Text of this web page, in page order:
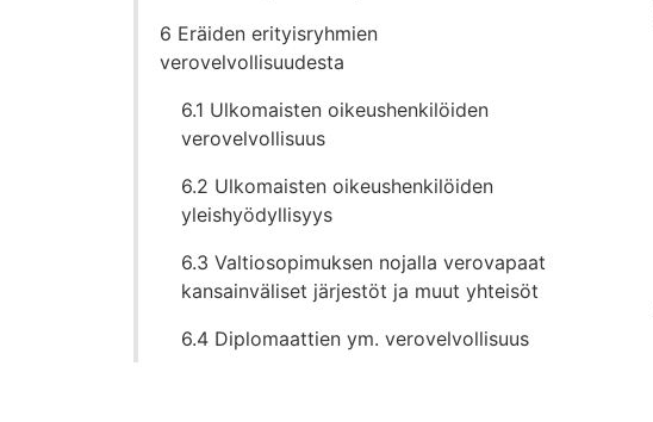
6 Eräiden erityisryhmien
verovelvollisuudesta
6.1 Ulkomaisten oikeushenkilöiden
verovelvollisuus
6.2 Ulkomaisten oikeushenkilöiden
yleishyödyllisyys
6.3 Valtiosopimuksen nojalla verovapaat
kansainväliset järjestöt ja muut yhteisöt
6.4 Diplomaattien ym. verovelvollisuus